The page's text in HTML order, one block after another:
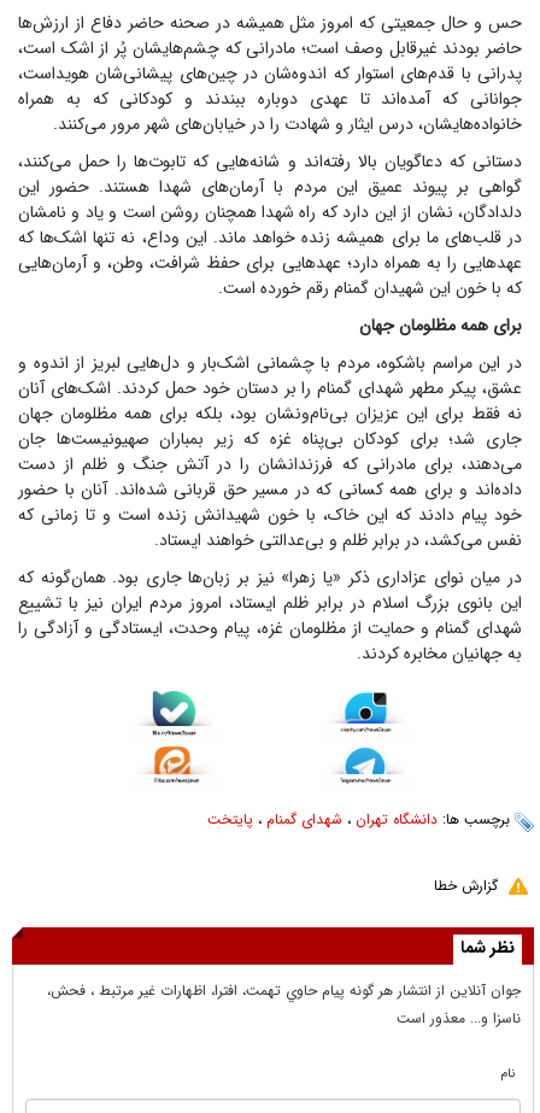
حس و حال جمعیتی که امروز مثل همیشه در صحنه حاضر دفاع از ارزش‌ها
حاضر بودند غیرقابل وصف است؛ مادرانی که چشم‌هایشان پُر از اشک است،
پدرانی با قدم‌های استوار که اندوه‌شان در چین‌های پیشانی‌شان هویداست،
جوانانی که آمده‌اند تا عهدی دوباره ببندند و کودکانی که به همراه
خانواده‌هایشان، درس ایثار و شهادت را در خیابان‌های شهر مرور می‌کنند.
دستانی که دعاگویان بالا رفته‌اند و شانه‌هایی که تابوت‌ها را حمل می‌کنند،
گواهی بر پیوند عمیق این مردم با آرمان‌های شهدا هستند. حضور این
دلدادگان، نشان از این دارد که راه شهدا همچنان روشن است و یاد و نامشان
در قلب‌های ما برای همیشه زنده خواهد ماند. این وداع، نه تنها اشک‌ها که
عهد‌هایی را به همراه دارد؛ عهد‌هایی برای حفظ شرافت، وطن، و آرمان‌هایی
که با خون این شهیدان گمنام رقم خورده است.
برای همه مظلومان جهان
در این مراسم باشکوه، مردم با چشمانی اشک‌بار و دل‌هایی لبریز از اندوه و
عشق، پیکر مطهر شهدای گمنام را بر دستان خود حمل کردند. اشک‌های آنان
نه فقط برای این عزیزان بی‌نام‌ونشان بود، بلکه برای همه مظلومان جهان
جاری شد؛ برای کودکان بی‌پناه غزه که زیر بمباران صهیونیست‌ها جان
می‌دهند، برای مادرانی که فرزندانشان را در آتش جنگ و ظلم از دست
داده‌اند و برای همه کسانی که در مسیر حق قربانی شده‌اند. آنان با حضور
خود پیام دادند که این خاک، با خون شهیدانش زنده است و تا زمانی که
نفس می‌کشد، در برابر ظلم و بی‌عدالتی خواهند ایستاد.
در میان نوای عزاداری ذکر «یا زهرا» نیز بر زبان‌ها جاری بود. همان‌گونه که
این بانوی بزرگ اسلام در برابر ظلم ایستاد، امروز مردم ایران نیز با تشییع
شهدای گمنام و حمایت از مظلومان غزه، پیام وحدت، ایستادگی و آزادگی را
به جهانیان مخابره کردند.
برچسب ها: دانشگاه تهران ، شهدای گمنام ، پایتخت
گزارش خطا
نظر شما
جوان آنلاين از انتشار هر گونه پيام حاوي تهمت، افترا، اظهارات غير مرتبط ، فحش،
ناسزا و... معذور است
نام